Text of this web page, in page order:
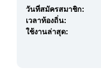
วันที่สมัครสมาชิก:
เวลาท้องถิ่น:
ใช้งานล่าสุด: